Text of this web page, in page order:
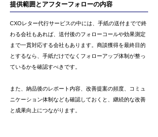
提供範囲とアフターフォローの内容
CXOレター代行サービスの中には、手紙の送付までで終
わる会社もあれば、送付後のフォローコールや効果測定
まで一貫対応する会社もあります。商談獲得を最終目的
とするなら、手紙だけでなくフォローアップ体制が整っ
ているかを確認すべきです。
また、納品後のレポート内容、改善提案の頻度、コミュ
ニケーション体制なども確認しておくと、継続的な改善
と成果向上につながります。